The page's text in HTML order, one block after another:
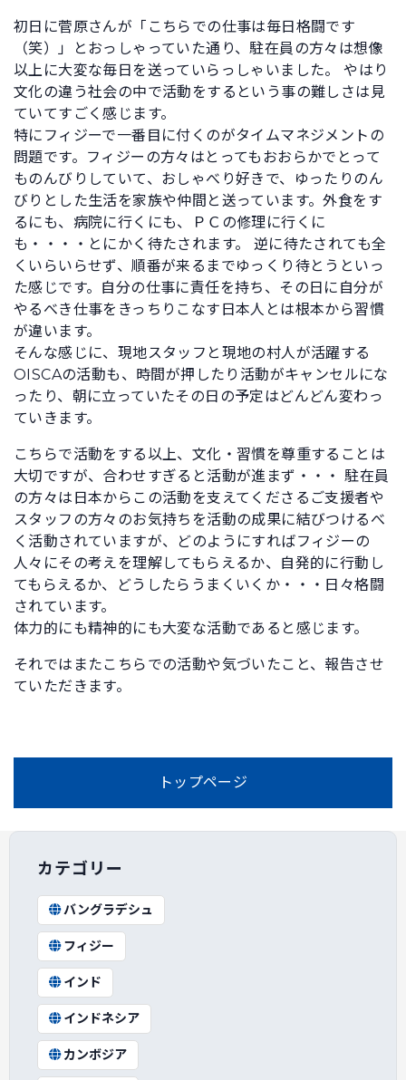
初日に菅原さんが「こちらでの仕事は毎日格闘です
（笑）」とおっしゃっていた通り、駐在員の方々は想像
以上に大変な毎日を送っていらっしゃいました。 やはり
文化の違う社会の中で活動をするという事の難しさは見
ていてすごく感じます。
特にフィジーで一番目に付くのがタイムマネジメントの
問題です。フィジーの方々はとってもおおらかでとって
ものんびりしていて、おしゃべり好きで、ゆったりのん
びりとした生活を家族や仲間と送っています。外食をす
るにも、病院に行くにも、ＰＣの修理に行くに
も・・・・とにかく待たされます。 逆に待たされても全
くいらいらせず、順番が来るまでゆっくり待とうといっ
た感じです。自分の仕事に責任を持ち、その日に自分が
やるべき仕事をきっちりこなす日本人とは根本から習慣
が違います。
そんな感じに、現地スタッフと現地の村人が活躍する
OISCAの活動も、時間が押したり活動がキャンセルにな
ったり、朝に立っていたその日の予定はどんどん変わっ
ていきます。
こちらで活動をする以上、文化・習慣を尊重することは
大切ですが、合わせすぎると活動が進まず・・・ 駐在員
の方々は日本からこの活動を支えてくださるご支援者や
スタッフの方々のお気持ちを活動の成果に結びつけるべ
く活動されていますが、どのようにすればフィジーの
人々にその考えを理解してもらえるか、自発的に行動し
てもらえるか、どうしたらうまくいくか・・・日々格闘
されています。
体力的にも精神的にも大変な活動であると感じます。
それではまたこちらでの活動や気づいたこと、報告させ
ていただきます。
トップページ
カテゴリー
バングラデシュ
フィジー
インド
インドネシア
カンボジア